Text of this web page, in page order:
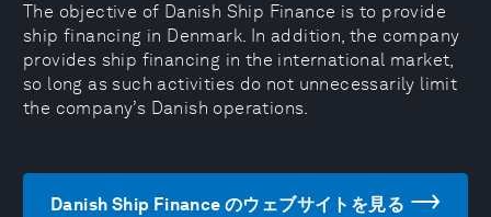
The objective of Danish Ship Finance is to provide
ship financing in Denmark. In addition, the company
provides ship financing in the international market,
so long as such activities do not unnecessarily limit
the company’s Danish operations.
Danish Ship Finance のウェブサイトを見る